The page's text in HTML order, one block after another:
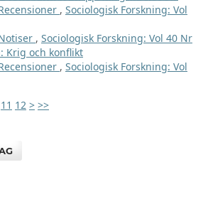
, Sociologisk Forskning: Vol
, Sociologisk Forskning: Vol 40 Nr
Krig och konflikt
, Sociologisk Forskning: Vol
11 12 > >>